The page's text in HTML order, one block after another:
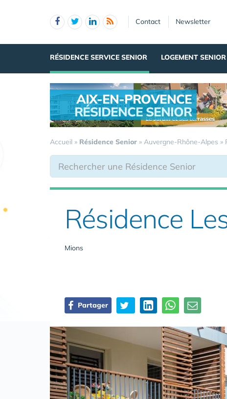
Contact Newsletter
RÉSIDENCE SERVICE SENIOR LOGEMENT SENIOR
AIX-EN-PROVENCE
RÉSIDENCE SENIOR
Accueil » Résidence Senior » Auvergne-Rhône-Alpes »
Résidence
Mions
Partager